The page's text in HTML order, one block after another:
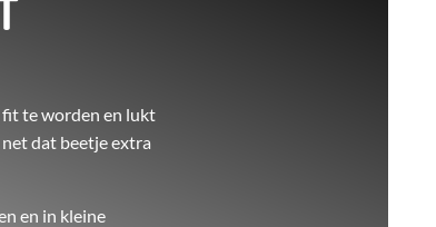
fit te worden en lukt
net dat beetje extra
en in kleine